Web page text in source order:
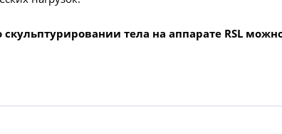
скульптурировании тела на аппарате RSL